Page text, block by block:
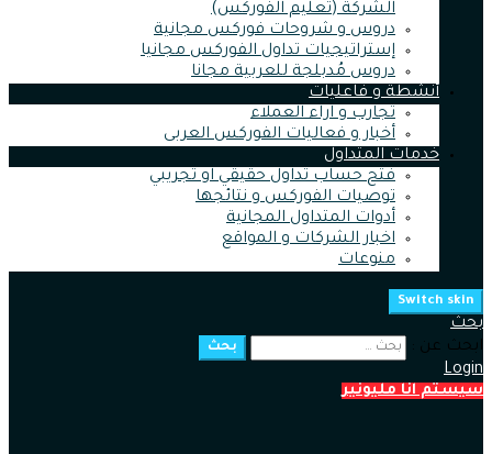
الشركة (تعليم الفوركس)
دروس و شروحات فوركس مجانية
إستراتيجيات تداول الفوركس مجانيا
دروس مُدبلجة للعربية مجانا
أنشطة و فاعليات
تجارب و اراء العملاء
أخبار و فعاليات الفوركس العربى
خدمات المتداول
فتح حساب تداول حقيقي او تجريبي
توصيات الفوركس و نتائجها
أدوات المتداول المجانية
اخبار الشركات و المواقع
منوعات
Switch skin
بحث
ابحث عن :
بحث
Login
سيستم انا مليونير